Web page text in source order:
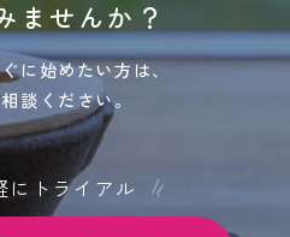
ませんか？
に始めたい方は、
談ください。
にトライアル